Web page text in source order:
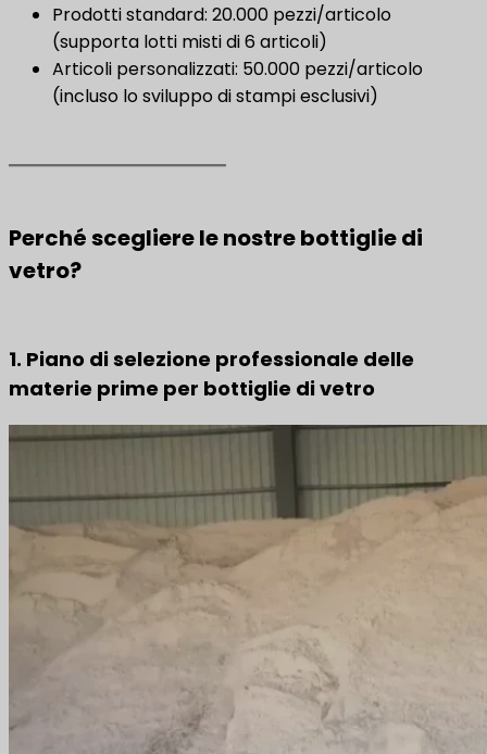
Prodotti standard: 20.000 pezzi/articolo
(supporta lotti misti di 6 articoli)
Articoli personalizzati: 50.000 pezzi/articolo
(incluso lo sviluppo di stampi esclusivi)
Perché scegliere le nostre bottiglie di
vetro?
1. Piano di selezione professionale delle
materie prime per bottiglie di vetro